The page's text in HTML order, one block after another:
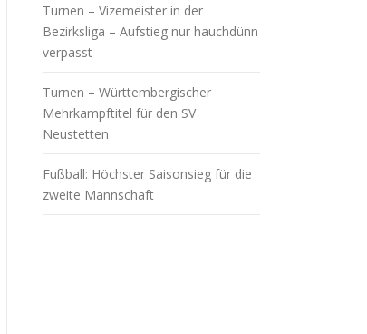
Turnen – Vizemeister in der
Bezirksliga – Aufstieg nur hauchdünn
verpasst
Turnen – Württembergischer
Mehrkampftitel für den SV
Neustetten
Fußball: Höchster Saisonsieg für die
zweite Mannschaft